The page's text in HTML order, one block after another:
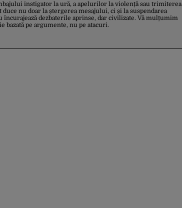
instigator la ură, a apelurilor la violență sau trimiterea
nu doar la ștergerea mesajului, ci și la suspendarea
dezbaterile aprinse, dar civilizate. Vă mulțumim
pe argumente, nu pe atacuri.